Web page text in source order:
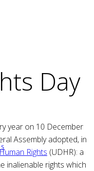
Day
year on 10 December
Assembly adopted, in
Rights (UDHR): a
inalienable rights which